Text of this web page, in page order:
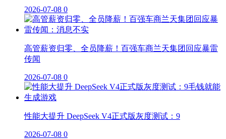
2026-07-08 0
高管薪资归零、全员降薪！百强车商兰天集团回应暴雷
传闻
2026-07-08 0
性能大提升 DeepSeek V4正式版灰度测试：9
2026-07-08 0